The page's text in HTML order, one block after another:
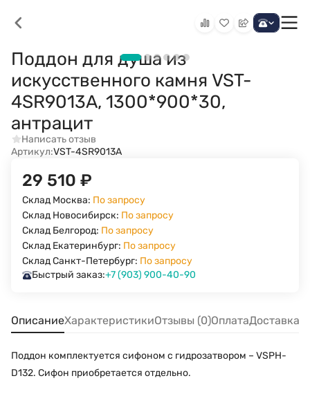
Поддон для душа из
искусственного камня VST-
4SR9013A, 1300*900*30,
антрацит
Написать отзыв
Артикул:VST-4SR9013A
29 510 ₽
Склад Москва: По запросу
Склад Новосибирск: По запросу
Склад Белгород: По запросу
Склад Екатеринбург: По запросу
Склад Санкт-Петербург: По запросу
Быстрый заказ:+7 (903) 900-40-90
ОписаниеХарактеристикиОтзывы (0)ОплатаДоставка
Поддон комплектуется сифоном с гидрозатвором – VSPH-
D132. Сифон приобретается отдельно.